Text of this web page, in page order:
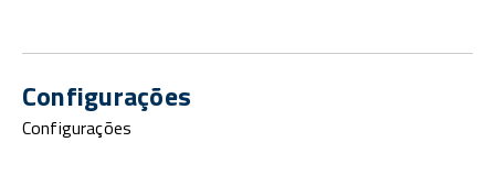
Configurações
Configurações